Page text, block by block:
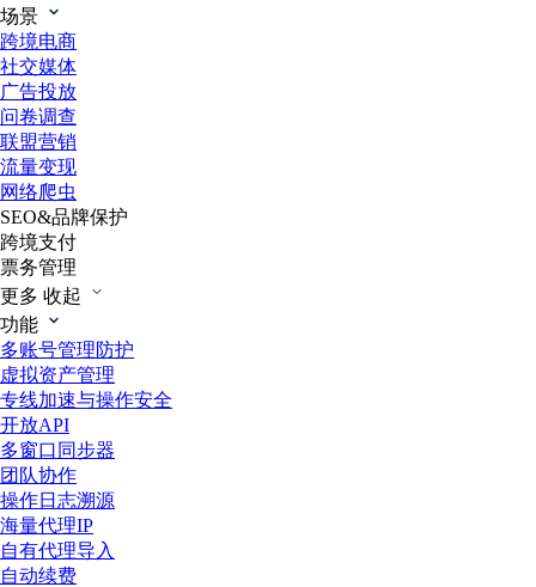
场景
跨境电商
社交媒体
广告投放
问卷调查
联盟营销
流量变现
网络爬虫
SEO&品牌保护
跨境支付
票务管理
更多 收起
功能
多账号管理防护
虚拟资产管理
专线加速与操作安全
开放API
多窗口同步器
团队协作
操作日志溯源
海量代理IP
自有代理导入
自动续费